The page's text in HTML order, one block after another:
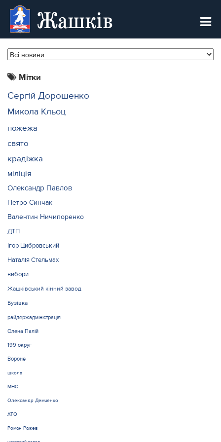
Жашків
Мітки
Сергій Дорошенко
Микола Кльоц
пожежа
свято
крадіжка
міліція
Олександр Павлов
Петро Синчак
Валентин Ничипоренко
ДТП
Ігор Цибровський
Наталія Стельмах
вибори
Жашківський кінний завод
Бузівка
райдержадміністрація
Олена Палій
199 округ
Вороне
школа
МНС
Олександр Демченко
АТО
Роман Ражев